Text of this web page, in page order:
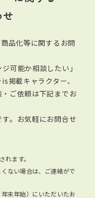
品化等に関するお問
可能か相談したい」
掲載キャラクター、
・ご依頼は下記までお
。お気軽にお問合せ
ます。
ない場合は、ご連絡がで
末年始）にいただいたお